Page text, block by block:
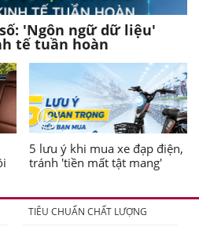
'Ngôn ngữ dữ liệu'
tế tuần hoàn
5 lưu ý khi mua xe đạp điện,
tránh 'tiền mất tật mang'
TIÊU CHUẨN CHẤT LƯỢNG